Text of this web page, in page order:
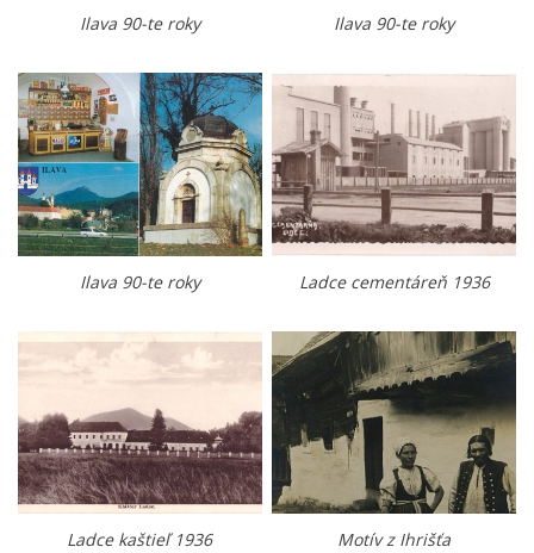
Ilava 90-te roky Ilava 90-te roky
Ilava 90-te roky Ladce cementáreň 1936
Ladce kaštieľ 1936 Motív z Ihrišťa